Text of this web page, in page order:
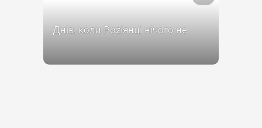
Днів, коли Роziянці нічого не